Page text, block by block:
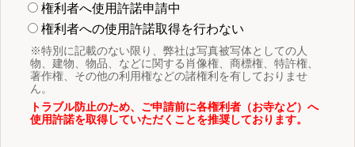
権利者へ使用許諾申請中
権利者への使用許諾取得を行わない
※特別に記載のない限り、弊社は写真被写体としての人
物、建物、物品、などに関する肖像権、商標権、特許権、
著作権、その他の利用権などの諸権利を有しておりませ
ん。
トラブル防止のため、ご申請前に各権利者（お寺など）へ
使用許諾を取得していただくことを推奨しております。